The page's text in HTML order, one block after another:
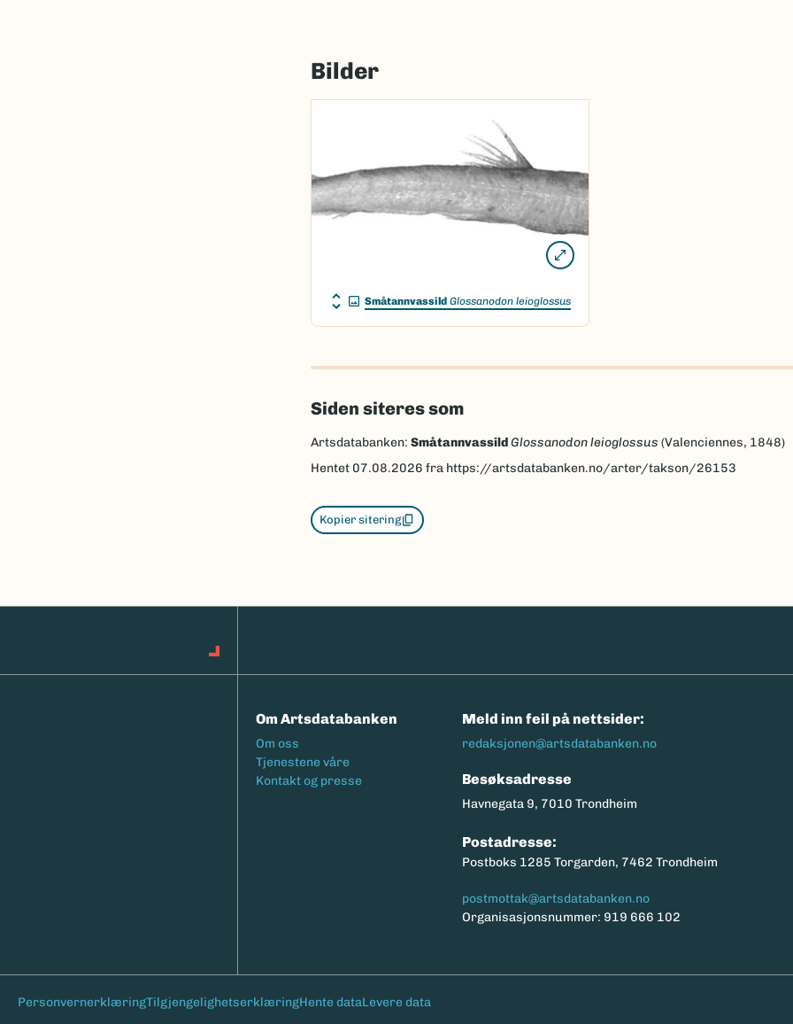
Bilder
Småtannvassild Glossanodon leioglossus
Siden siteres som
Artsdatabanken: SmåtannvassildGlossanodon leioglossus (Valenciennes, 1848)
Hentet 07.08.2026 fra https://artsdatabanken.no/arter/takson/26153
Kopier sitering
Om Artsdatabanken
Footermeny
Om oss
Tjenestene våre
Kontakt og presse
Meld inn feil på nettsider:
redaksjonen@artsdatabanken.no
Besøksadresse
Havnegata 9, 7010 Trondheim
Postadresse:
Postboks 1285 Torgarden, 7462 Trondheim
postmottak@artsdatabanken.no
Organisasjonsnummer: 919 666 102
Bunntekst
PersonvernerklæringTilgjengelighetserklæringHente dataLevere data